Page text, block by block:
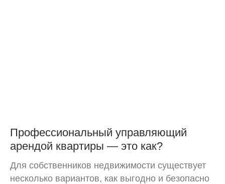
Профессиональный управляющий
арендой квартиры — это как?
Для собственников недвижимости существует
несколько вариантов, как выгодно и безопасно